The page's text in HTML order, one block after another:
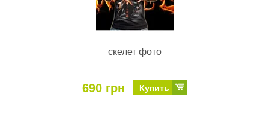
скелет фото
690 грн Купить